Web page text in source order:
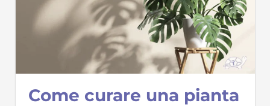
Come curare una pianta